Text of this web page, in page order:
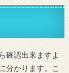
確認出来ますよ
分かります。こ